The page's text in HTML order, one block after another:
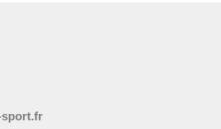
sport.fr